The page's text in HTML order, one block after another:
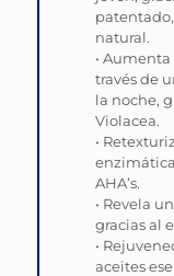
natural.
•
través de
la noche,
Violacea.
•
AHA’s.
• Revela
gracias al
•
aceites